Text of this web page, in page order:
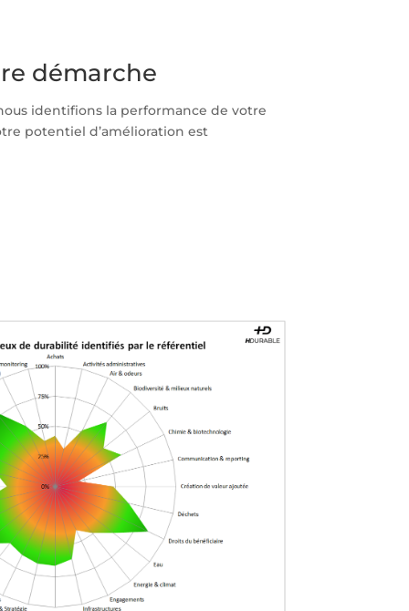
démarche
identifions la performance de votre
potentiel d’amélioration est